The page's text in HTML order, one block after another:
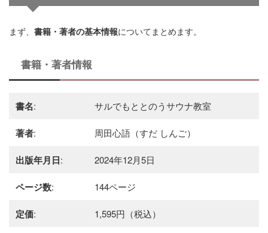
まず、 書籍・著者の基本情報についてまとめます。
書籍・著者情報
書名: サルでもととのうサウナ教室
著者: 周田心語（すだ しんご）
出版年月日: 2024年12月5日
ページ数: 144ページ
定価: 1,595円（税込）